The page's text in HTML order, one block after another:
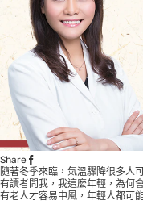
Share
隨著冬季來臨，氣溫驟降很多人
有讀者問我，我這麼年輕，為何
有老人才容易中風，年輕人都可